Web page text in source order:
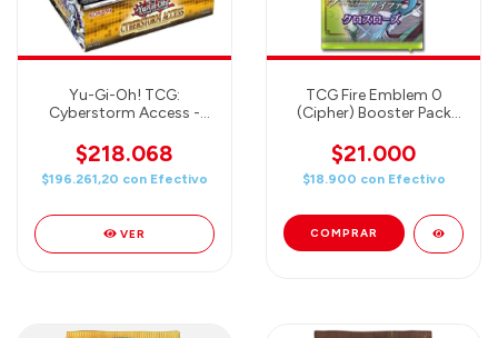
Yu-Gi-Oh! TCG:
Cyberstorm Access -
$218.068
$196.261,20 con Efectivo
VER
TCG Fire Emblem 0
(Cipher) Booster Pack
$21.000
$18.900 con Efectivo